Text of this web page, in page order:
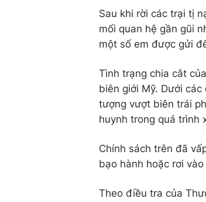
Sau khi rời các trại tị
mối quan hệ gần gũi
một số em được gửi
Tình trạng chia cắt
biên giới Mỹ. Dưới
tượng vượt biên trái
huynh trong quá trình
Chính sách trên đã
bạo hành hoặc rơi
Theo điều tra của